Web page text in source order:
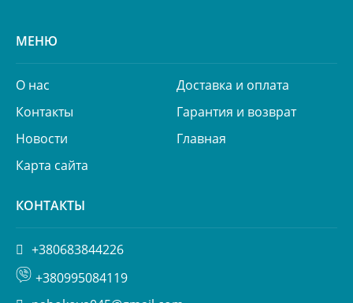
МЕНЮ
О нас
Доставка и оплата
Контакты
Гарантия и возврат
Новости
Главная
Карта сайта
КОНТАКТЫ
+380683844226
+380995084119